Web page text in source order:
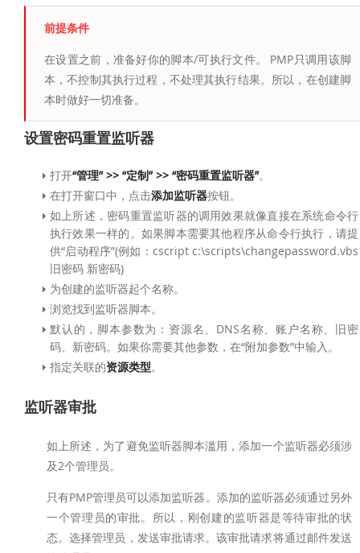
前提条件
在设置之前，准备好你的脚本/可执行文件。 PMP只调用该脚
本，不控制其执行过程，不处理其执行结果。所以，在创建脚
本时做好一切准备。
设置密码重置监听器
打开“管理” >> “定制” >> “密码重置监听器”。
在打开窗口中，点击添加监听器按钮。
如上所述，密码重置监听器的调用效果就像直接在系统命令行
执行效果一样的。如果脚本需要其他程序从命令行执行，请提
供“启动程序”(例如：cscript c:\scripts\changepassword.vbs
旧密码 新密码)
为创建的监听器起个名称。
浏览找到监听器脚本。
默认的，脚本参数为：资源名、DNS名称、账户名称、旧密
码、新密码。如果你需要其他参数，在“附加参数”中输入。
指定关联的资源类型。
监听器审批
如上所述，为了避免监听器脚本滥用，添加一个监听器必须涉
及2个管理员。
只有PMP管理员可以添加监听器。添加的监听器必须通过另外
一个管理员的审批。所以，刚创建的监听器是等待审批的状
态。选择管理员，发送审批请求。该审批请求将通过邮件发送